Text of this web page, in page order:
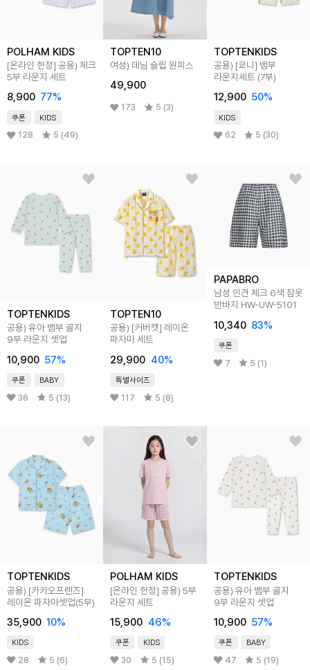
POLHAM KIDS
[온라인 한정] 공용) 체크
5부 라운지 세트
8,900 77%
쿠폰 KIDS
128 5 (49)
TOPTEN10
여성) 데님 슬립 원피스
49,900
173 5 (3)
TOPTENKIDS
공용) [쿄니] 뱀부
라운지세트 (7부)
12,900 50%
KIDS
62 5 (30)
TOPTENKIDS
공용) 유아 뱀부 골지
9부 라운지 셋업
10,900 57%
쿠폰 BABY
36 5 (13)
TOPTEN10
공용) [커버캣] 레이온
파자마 세트
29,900 40%
특별사이즈
117 5 (8)
PAPABRO
남성 인견 체크 6색 잠옷
반바지 HW-UW-5101
10,340 83%
쿠폰
7 5 (1)
TOPTENKIDS
공용) [카카오프렌즈]
레이온 파자마셋업(5부)
35,900 10%
KIDS
28 5 (6)
POLHAM KIDS
[온라인 한정] 공용) 5부
라운지 세트
15,900 46%
쿠폰 KIDS
30 5 (15)
TOPTENKIDS
공용) 유아 뱀부 골지
9부 라운지 셋업
10,900 57%
쿠폰 BABY
47 5 (19)